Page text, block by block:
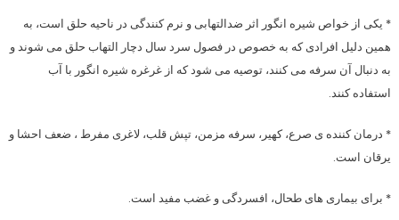
* یکی از خواص شیره انگور اثر ضدالتهابی و نرم کنندگی در ناحیه حلق است، به
همین دلیل افرادی که به خصوص در فصول سرد سال دچار التهاب حلق می شوند و
به دنبال آن سرفه می کنند، توصیه می شود که از غرغره شیره انگور با آب
استفاده کنند.
* درمان کننده ی صرع، کهیر، سرفه مزمن، تپش قلب، لاغری مفرط ، ضعف احشا و
یرقان است.
* برای بیماری های طحال، افسردگی و غضب مفید است.